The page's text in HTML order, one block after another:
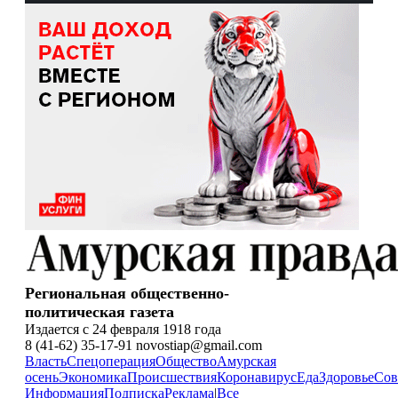
Региональная общественно-
политическая газета
Издается с 24 февраля 1918 года
8 (41-62) 35-17-91 novostiap@gmail.com
ВластьСпецоперацияОбществоАмурская
осеньЭкономикаПроисшествияКоронавирусЕдаЗдоровье
ИнформацияПодпискаРеклама|Все